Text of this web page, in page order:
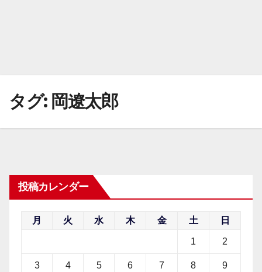
タグ: 岡遼太郎
投稿カレンダー
月 火 水 木 金 土 日
1 2
3 4 5 6 7 8 9